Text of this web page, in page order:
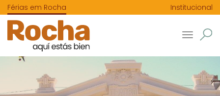
Férias em Rocha Institucional
Toggle